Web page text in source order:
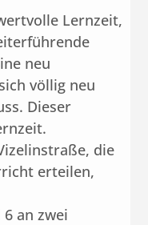
Lernzeit,
neu
völlig neu
Dieser
die
erteilen,
an zwei